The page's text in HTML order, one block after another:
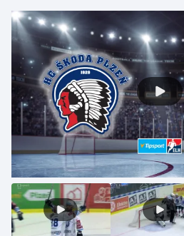
Lyže a snowboard
Moderní pětiboj
Motorsport
Olympijské hry
Parasport
Plavání
Plážový volejbal